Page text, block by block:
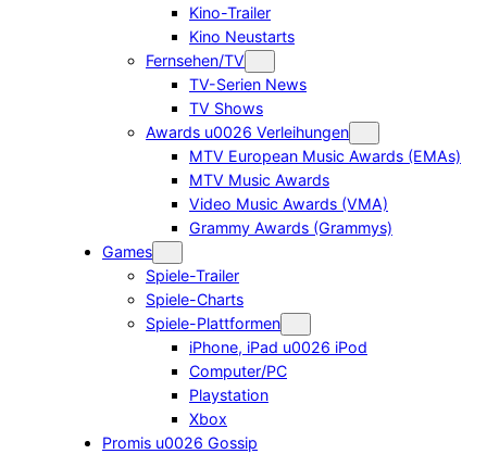
Kino-Trailer
Kino Neustarts
Fernsehen/TV
TV-Serien News
TV Shows
Awards u0026 Verleihungen
MTV European Music Awards (EMAs)
MTV Music Awards
Video Music Awards (VMA)
Grammy Awards (Grammys)
Games
Spiele-Trailer
Spiele-Charts
Spiele-Plattformen
iPhone, iPad u0026 iPod
Computer/PC
Playstation
Xbox
Promis u0026 Gossip